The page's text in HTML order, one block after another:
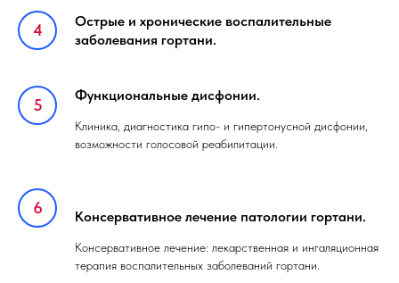
Острые и хронические воспалительные
заболевания гортани.
Функциональные дисфонии.
Клиника, диагностика гипо- и гипертонусной дисфонии,
возможности голосовой реабилитации.
Консервативное лечение патологии гортани.
Консервативное лечение: лекарственная и ингаляционная
терапия воспалительных заболеваний гортани.